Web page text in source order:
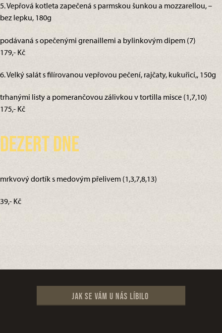
5. Vepřová kotleta zapečená s parmskou šunkou a mozzarellou, –
bez lepku, 180g
podávaná s opečenými grenaillemi a bylinkovým dipem (7)
179,- Kč
6. Velký salát s filírovanou vepřovou pečení, rajčaty, kukuřicí,, 150g
trhanými listy a pomerančovou zálivkou v tortilla misce (1,7,10)
175,- Kč
Dezert dne
mrkvový dortík s medovým přelivem (1,3,7,8,13)
39,- Kč
Jak se vám u nás líbilo